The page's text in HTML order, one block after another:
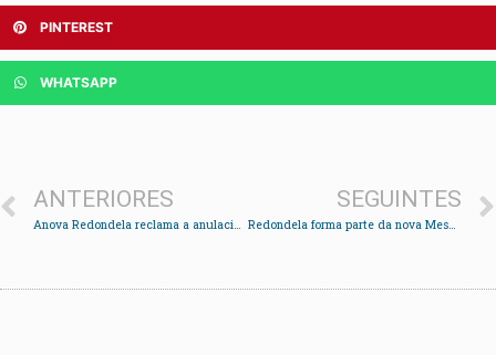
PINTEREST
WHATSAPP
ANTERIORES
Anova Redondela reclama a anulación do regulamento polo que se readmitiu a 18 militantes
SEGUINTES
Redondela forma parte da nova Mesa do Camiño Portugués de Santiago para potenciar o roteiro